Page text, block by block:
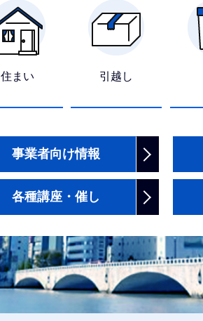
住まい 引越し
事業者向け情報
各種講座・催し